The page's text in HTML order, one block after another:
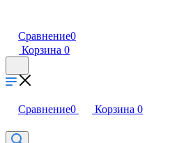
Сравнение0
Корзина 0
Сравнение0 Корзина 0